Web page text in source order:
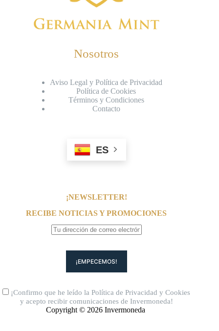
Nosotros
Aviso Legal y Política de Privacidad
Política de Cookies
Términos y Condiciones
Contacto
ES
¡NEWSLETTER!
RECIBE NOTICIAS Y PROMOCIONES
¡Confirmo que he leído laPolítica de Privacidad yCookies
y acepto recibir comunicaciones de Invermoneda!
Copyright © 2026 Invermoneda